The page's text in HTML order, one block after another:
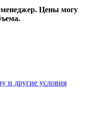
менеджер. Цены могу
и другие условия